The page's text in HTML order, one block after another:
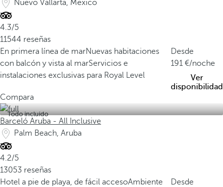
Nuevo Vallarta, Mexico
4.3/5
11544 reseñas
En primera línea de marNuevas habitaciones
con balcón y vista al marServicios e
instalaciones exclusivas para Royal Level
Desde
191
/noche
Ver
disponibilidad
Compara
Todo incluido
Barceló Aruba - All Inclusive
Palm Beach, Aruba
4.2/5
13053 reseñas
Hotel a pie de playa, de fácil accesoAmbiente
Desde